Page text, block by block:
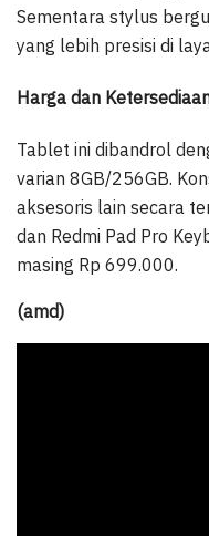
Sementara stylus
yang lebih presisi di
Harga dan
Tablet ini dibandrol
varian 8GB/256GB.
aksesoris lain secara
dan Redmi Pad Pro
masing Rp 699.000.
(amd)